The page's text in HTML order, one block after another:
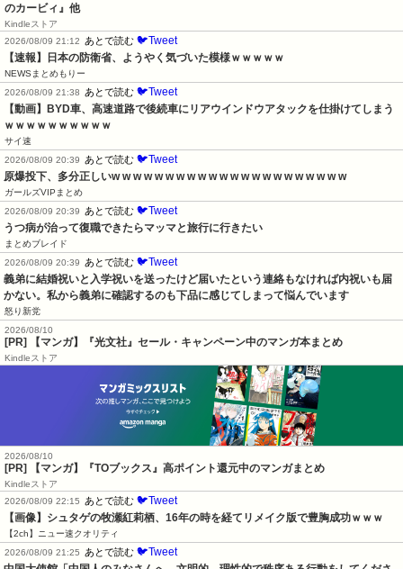
のカービィ』他
Kindleストア
2026/08/09 21:12
あとで読む 🐦Tweet
【速報】日本の防衛省、ようやく気づいた模様ｗｗｗｗｗ
NEWSまとめもりー
2026/08/09 21:38
あとで読む 🐦Tweet
【動画】BYD車、高速道路で後続車にリアウインドウアタックを仕掛けてしまう
ｗｗｗｗｗｗｗｗｗｗ
サイ速
2026/08/09 20:39
あとで読む 🐦Tweet
原爆投下、多分正しいw w w w w w w w w w w w w w w w w w w w w w
ガールズVIPまとめ
2026/08/09 20:39
あとで読む 🐦Tweet
うつ病が治って復職できたらマッマと旅行に行きたい
まとめブレイド
2026/08/09 20:39
あとで読む 🐦Tweet
義弟に結婚祝いと入学祝いを送ったけど届いたという連絡もなければ内祝いも届
かない。私から義弟に確認するのも下品に感じてしまって悩んでいます
怒り新党
2026/08/10
[PR] 【マンガ】『光文社』セール・キャンペーン中のマンガ本まとめ
Kindleストア
2026/08/10
[PR] 【マンガ】『TOブックス』高ポイント還元中のマンガまとめ
Kindleストア
2026/08/09 22:15
あとで読む 🐦Tweet
【画像】シュタゲの牧瀬紅莉栖、16年の時を経てリメイク版で豊胸成功ｗｗｗ
【2ch】ニュー速クオリティ
2026/08/09 21:25
あとで読む 🐦Tweet